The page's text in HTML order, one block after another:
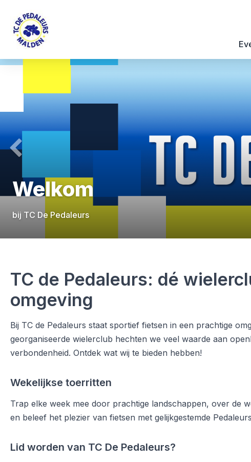
Welkom
bij TC De Pedaleurs
Previous
TC de Pedaleurs: dé
omgeving
Bij TC de Pedaleurs staat sportief fietsen in een prachtige
georganiseerde wielerclub hechten we veel waarde aan
verbondenheid. Ontdek wat wij te bieden hebben!
Wekelijkse toerritten
Trap elke week mee door prachtige landschappen, over de
en beleef het plezier van fietsen met gelijkgestemde
Lid worden van TC De Pedaleurs?